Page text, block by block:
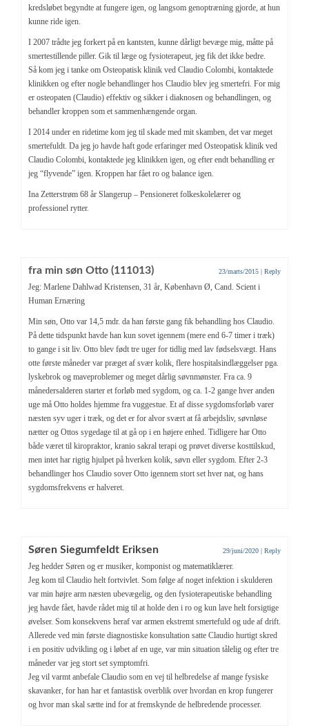
kredsløbet begyndte at fungere igen, og langsom genoptræning gjorde, at hun
kunne ride igen.
I 2007 trådte jeg forkert på en kantsten, kunne dårligt bevæge mig, måtte på
smertestillende piller. Gik til læge og fysioterapeut, jeg fik det ikke bedre.
Så kom jeg i tanke om Osteopatisk klinik ved Claudio Colombi, kontaktede
klinikken og efter nogle behandlinger hos Claudio blev jeg smertefri. For mig
er osteopaten (Claudio) effektiv og sikker i diaknosen og behandlingen, og
behandler kroppen som et sammenhængende organ.
I 2014 under en ridetime kom jeg til skade med mit skamben, det var meget
smertefuldt. Da jeg jo havde haft gode erfaringer med Osteopatisk klinik ved
Claudio Colombi, kontaktede jeg klinikken igen, og efter endt behandling er
jeg “flyvende” igen. Kroppen har fået ro og balance igen.
Ina Zetterstrøm 68 år Slangerup – Pensioneret folkeskolelærer og
professionel rytter.
fra min søn Otto (111013) 23/marts/2015 | Reply
Jeg: Marlene Dahlwad Kristensen, 31 år, København Ø, Cand. Scient i
Human Ernæring
Min søn, Otto var 14,5 mdr. da han første gang fik behandling hos Claudio.
På dette tidspunkt havde han kun sovet igennem (mere end 6-7 timer i træk)
to gange i sit liv. Otto blev født tre uger for tidlig med lav fødselsvægt. Hans
otte første måneder var præget af svær kolik, flere hospitalsindlæggelser pga.
lyskebrok og maveproblemer og meget dårlig søvnmønster. Fra ca. 9
månedersalderen starter et forløb med sygdom, og ca. 1-2 gange hver anden
uge må Otto holdes hjemme fra vuggestue. Et af disse sygdomsforløb varer
næsten syv uger i træk, og det er for alvor svært at få arbejdsliv, søvnløse
nætter og Ottos sygedage til at gå op i en højere enhed. Tidligere har Otto
både været til kiropraktor, kranio sakral terapi og prøvet diverse kosttilskud,
men intet har rigtig hjulpet på hverken kolik, søvn eller sygdom. Efter 2-3
behandlinger hos Claudio sover Otto igennem stort set hver nat, og hans
sygdomsfrekvens er halveret.
Søren Siegumfeldt Eriksen 29/juni/2020 | Reply
Jeg hedder Søren og er musiker, komponist og matematiklærer.
Jeg kom til Claudio helt fortvivlet. Som følge af noget infektion i skulderen
var min højre arm næsten ubevægelig, og den fysioterapeutiske behandling
jeg havde fået, havde rådet mig til at holde den i ro og kun lave helt forsigtige
øvelser. Som konsekvens heraf var armen ekstremt smertefuld og ude af drift.
Allerede ved min første diagnostiske konsultation satte Claudio hurtigt skred
i en positiv udvikling og i løbet af en uge, var min situation tålelig og efter tre
måneder var jeg stort set symptomfri.
Jeg vil varmt anbefale Claudio som en vej til helbredelse af mange fysiske
skavanker, for han har et fantastisk overblik over hvordan en krop fungerer
og hvor man skal sætte ind for at fremskynde de helbredende processer.